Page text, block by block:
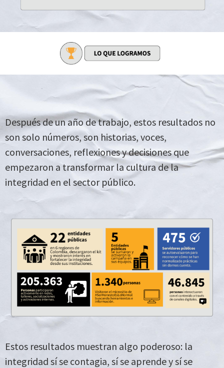
Después de un año de trabajo, estos resultados no
son solo números, son historias, voces,
conversaciones, reflexiones y decisiones que
empezaron a transformar la cultura de la
integridad en el sector público.
Estos resultados muestran algo poderoso: la
integridad sí se contagia, sí se aprende y sí se